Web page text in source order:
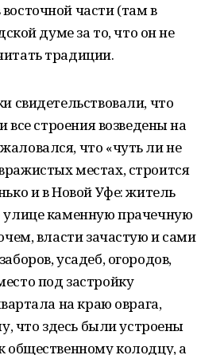
части (там в
думе за то, что он не
традиции.
свидетельствовали, что
все строения возведены на
что «чуть ли не
местах, строится
и в Новой Уфе: житель
улице каменную прачечную
власти зачастую и сами
усадеб, огородов,
под застройку
на краю оврага,
что здесь были устроены
общественному колодцу, а